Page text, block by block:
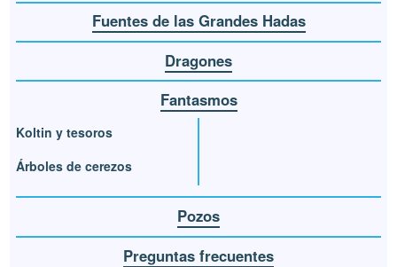
Fuentes de las Grandes Hadas
Dragones
Fantasmos
Koltin y tesoros
Árboles de cerezos
Pozos
Preguntas frecuentes